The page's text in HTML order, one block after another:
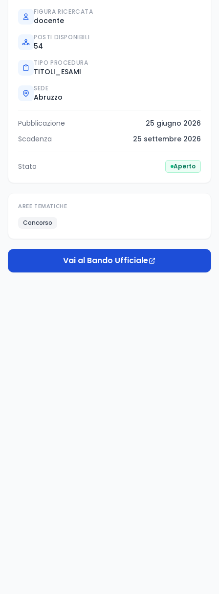
FIGURA RICERCATA
docente
POSTI DISPONIBILI
54
TIPO PROCEDURA
TITOLI_ESAMI
SEDE
Abruzzo
Pubblicazione
25 giugno 2026
Scadenza
25 settembre 2026
Stato Aperto
AREE TEMATICHE
Concorso
Vai al Bando Ufficiale